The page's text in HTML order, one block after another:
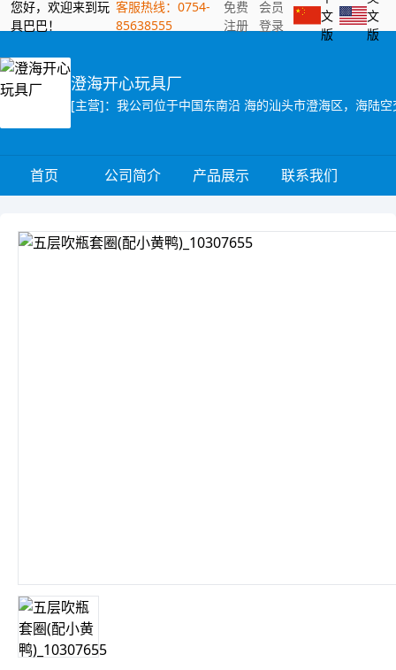
您好，欢迎来到玩
具巴巴！
客服热线：0754-
85638555
免费
注册
会员
登录
文
版
文
版
澄海开心玩具厂
首页 公司简介 产品展示 联系我们